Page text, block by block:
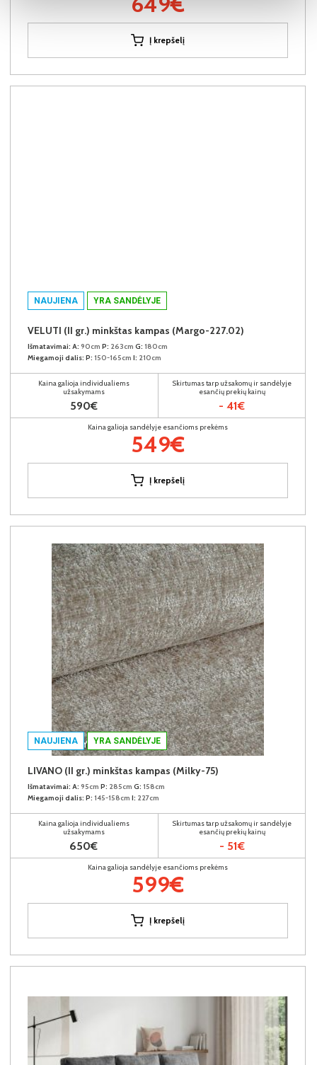
Į krepšelį
NAUJIENA YRA SANDĖLYJE
VELUTI (II gr.) minkštas kampas (Margo-227.02)
Išmatavimai: A: 90cm P: 263cm G: 180cm
Miegamoji dalis: P: 150-165cm I: 210cm
Kaina galioja individualiems
užsakymams
590€
Skirtumas tarp užsakomų ir sandėlyje
esančių prekių kainų
- 41€
Kaina galioja sandėlyje esančioms prekėms
549€
Į krepšelį
NAUJIENA YRA SANDĖLYJE
LIVANO (II gr.) minkštas kampas (Milky-75)
Išmatavimai: A: 95cm P: 285cm G: 158cm
Miegamoji dalis: P: 145-158cm I: 227cm
Kaina galioja individualiems
užsakymams
650€
Skirtumas tarp užsakomų ir sandėlyje
esančių prekių kainų
- 51€
Kaina galioja sandėlyje esančioms prekėms
599€
Į krepšelį